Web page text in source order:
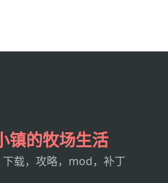
镇的牧场生活
载，攻略，mod，补丁